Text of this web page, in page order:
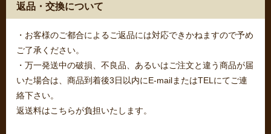
返品・交換について
・お客様のご都合によるご返品には対応できかねますので予め
ご了承ください。
・万一発送中の破損、不良品、あるいはご注文と違う商品が届
いた場合は、商品到着後3日以内にE-mailまたはTELにてご連
絡下さい。
返送料はこちらが負担いたします。